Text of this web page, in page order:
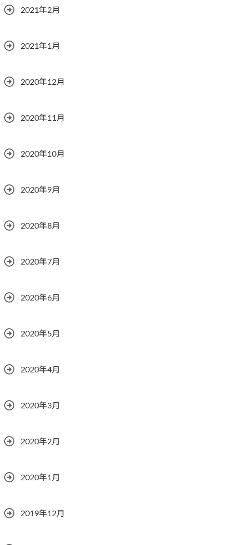
2021年2月
2021年1月
2020年12月
2020年11月
2020年10月
2020年9月
2020年8月
2020年7月
2020年6月
2020年5月
2020年4月
2020年3月
2020年2月
2020年1月
2019年12月